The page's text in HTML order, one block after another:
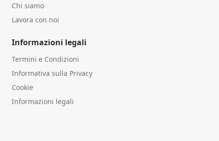
Chi siamo
Lavora con noi
Informazioni legali
Termini e Condizioni
Informativa sulla Privacy
Cookie
Informazioni legali